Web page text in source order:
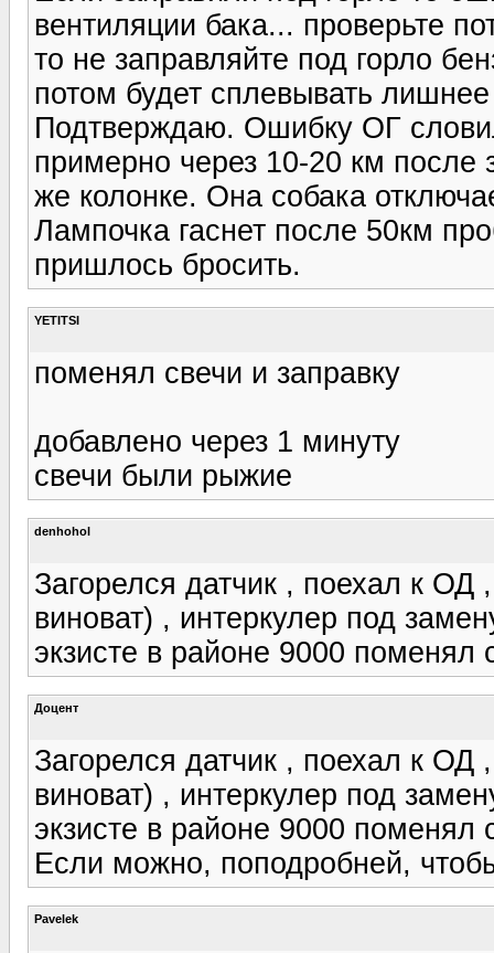
вентиляции бака... проверьте
то не заправляйте под горло
потом будет сплевывать
Подтверждаю. Ошибку ОГ
примерно через 10-20 км после
же колонке. Она собака
Лампочка гаснет после 50км
пришлось бросить.
YETITSI
поменял свечи и заправку
добавлено через 1 минуту
свечи были рыжие
denhohol
Загорелся датчик , поехал к ОД
виноват) , интеркулер под
экзисте в районе 9000 поменял
Доцент
Загорелся датчик , поехал к ОД
виноват) , интеркулер под
экзисте в районе 9000 поменял
Если можно, поподробней,
Pavelek